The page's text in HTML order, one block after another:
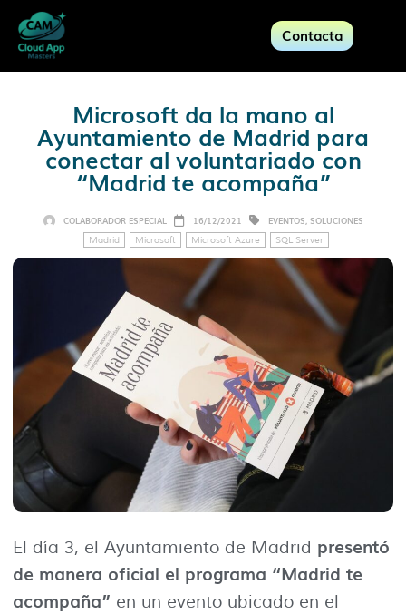
Contacta
Microsoft da la mano al
Ayuntamiento de Madrid para
conectar al voluntariado con
“Madrid te acompaña”
COLABORADOR ESPECIAL 16/12/2021 EVENTOS, SOLUCIONES
Madrid Microsoft Microsoft Azure SQL Server
El día 3, el Ayuntamiento de Madrid presentó
de manera oficial el programa “Madrid te
acompaña” en un evento ubicado en el